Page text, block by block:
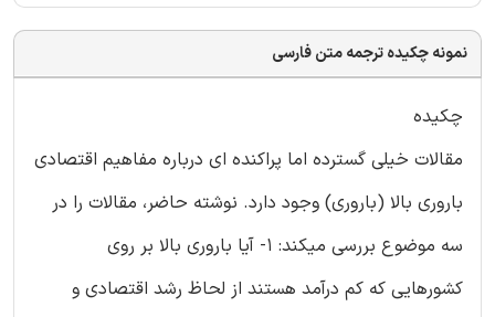
نمونه چکیده ترجمه متن فارسی
چکیده
مقالات خیلی گسترده اما پراکنده ای درباره مفاهیم اقتصادی
باروری بالا (باروری) وجود دارد. نوشته حاضر، مقالات را در
سه موضوع بررسی میکند: 1- آیا باروری بالا بر روی
کشورهایی که کم درآمد هستند از لحاظ رشد اقتصادی و